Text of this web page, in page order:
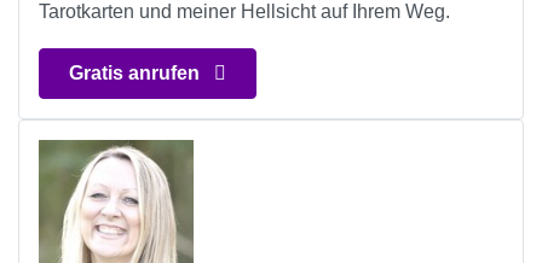
Tarotkarten und meiner Hellsicht auf Ihrem Weg.
Gratis anrufen